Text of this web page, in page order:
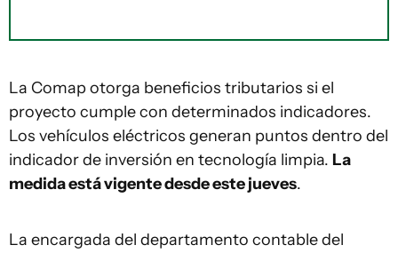
La Comap otorga beneficios tributarios si el
proyecto cumple con determinados indicadores.
Los vehículos eléctricos generan puntos dentro del
indicador de inversión en tecnología limpia. La
medida está vigente desde este jueves.
La encargada del departamento contable del